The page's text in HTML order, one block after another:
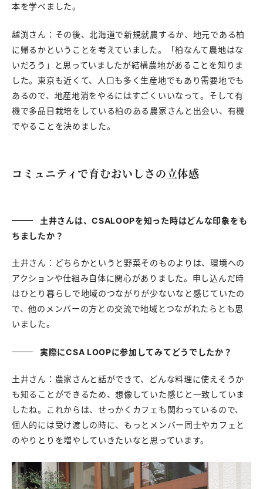
本を学べました。
越渕さん：その後、北海道で新規就農するか、地元である柏
に帰るかということを考えていました。「柏なんて農地はな
いだろう」と思っていましたが結構農地があることを知りま
した。東京も近くて、人口も多く生産地でもあり需要地でも
あるので、地産地消をやるにはすごくいいなって。そして有
機で多品目栽培をしている柏のある農家さんと出会い、有機
でやることを決めました。
コミュニティで育むおいしさの立体感
土井さんは、CSALOOPを知った時はどんな印象をも
ちましたか？
土井さん：どちらかというと野菜そのものよりは、環境への
アクションや仕組み自体に関心がありました。申し込んだ時
はひとり暮らしで地域のつながりが少ないなと感じていたの
で、他のメンバーの方との交流で地域とつながれたらとも思
いました。
実際にCSA LOOPに参加してみてどうでしたか？
土井さん：農家さんと話ができて、どんな料理に使えそうか
も知ることができるため、想像していた感じと一致していま
したね。これからは、せっかくカフェも関わっているので、
個人的には受け渡しの時に、もっとメンバー同士やカフェと
のやりとりを増やしていきたいなと思っています。